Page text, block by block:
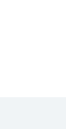
o jovem
com um
Colocar os